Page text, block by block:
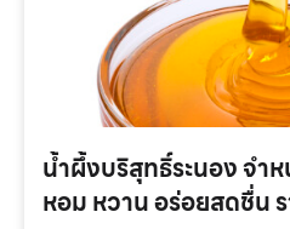
น้ำผึ้งบริสุทธิ์ระนอง จำ
หอม หวาน อร่อยสดชื่น